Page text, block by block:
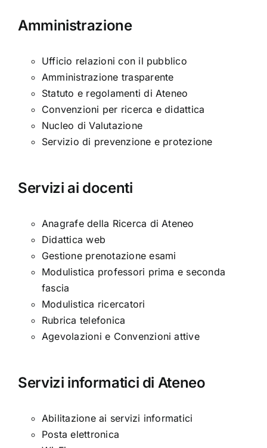
Amministrazione
Ufficio relazioni con il pubblico
Amministrazione trasparente
Statuto e regolamenti di Ateneo
Convenzioni per ricerca e didattica
Nucleo di Valutazione
Servizio di prevenzione e protezione
Servizi ai docenti
Anagrafe della Ricerca di Ateneo
Didattica web
Gestione prenotazione esami
Modulistica professori prima e seconda
fascia
Modulistica ricercatori
Rubrica telefonica
Agevolazioni e Convenzioni attive
Servizi informatici di Ateneo
Abilitazione ai servizi informatici
Posta elettronica